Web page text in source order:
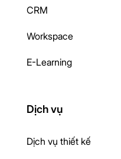
CRM
Workspace
E-Learning
Dịch vụ
Dịch vụ thiết kế